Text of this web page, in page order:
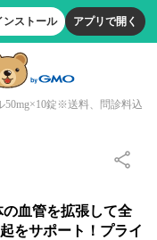
ンストール アプリで開く
50mg×10錠※送料、問診料込
血管を拡張して全
をサポート！プライ